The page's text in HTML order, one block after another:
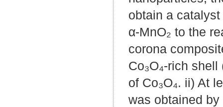
obtain a
α-MnO₂ to the
corona
Co₃O₄-rich
of Co₃O₄. ii) At
was obtained